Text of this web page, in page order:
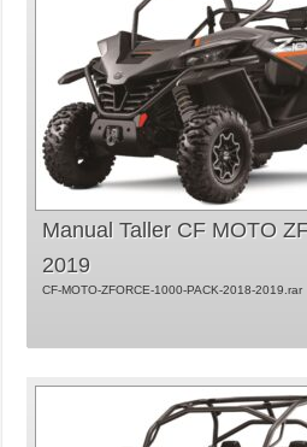
Manual Taller CF MOTO
2019
CF-MOTO-ZFORCE-1000-PACK-2018-2019.rar